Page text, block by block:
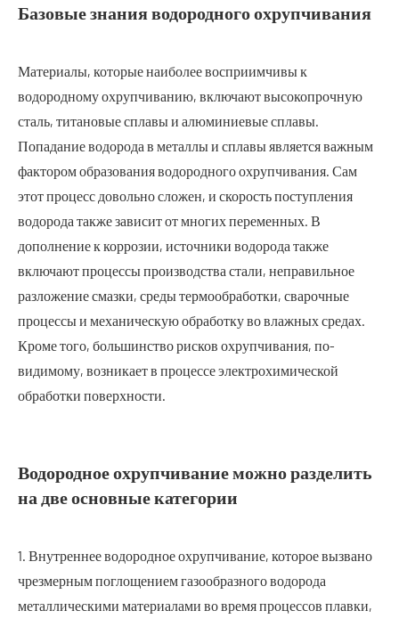
Базовые знания водородного охрупчивания
Материалы, которые наиболее восприимчивы к
водородному охрупчиванию, включают высокопрочную
сталь, титановые сплавы и алюминиевые сплавы.
Попадание водорода в металлы и сплавы является важным
фактором образования водородного охрупчивания. Сам
этот процесс довольно сложен, и скорость поступления
водорода также зависит от многих переменных. В
дополнение к коррозии, источники водорода также
включают процессы производства стали, неправильное
разложение смазки, среды термообработки, сварочные
процессы и механическую обработку во влажных средах.
Кроме того, большинство рисков охрупчивания, по-
видимому, возникает в процессе электрохимической
обработки поверхности.
Водородное охрупчивание можно разделить
на две основные категории
1. Внутреннее водородное охрупчивание, которое вызвано
чрезмерным поглощением газообразного водорода
металлическими материалами во время процессов плавки,